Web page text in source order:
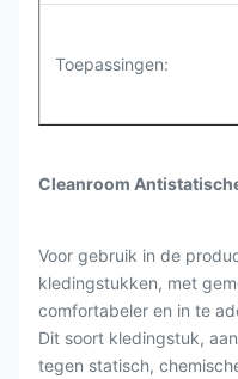
Toepassingen:
Cleanroom
Voor gebruik in de
kledingstukken, met
comfortabeler en in te
Dit soort kledingstuk,
tegen statisch,